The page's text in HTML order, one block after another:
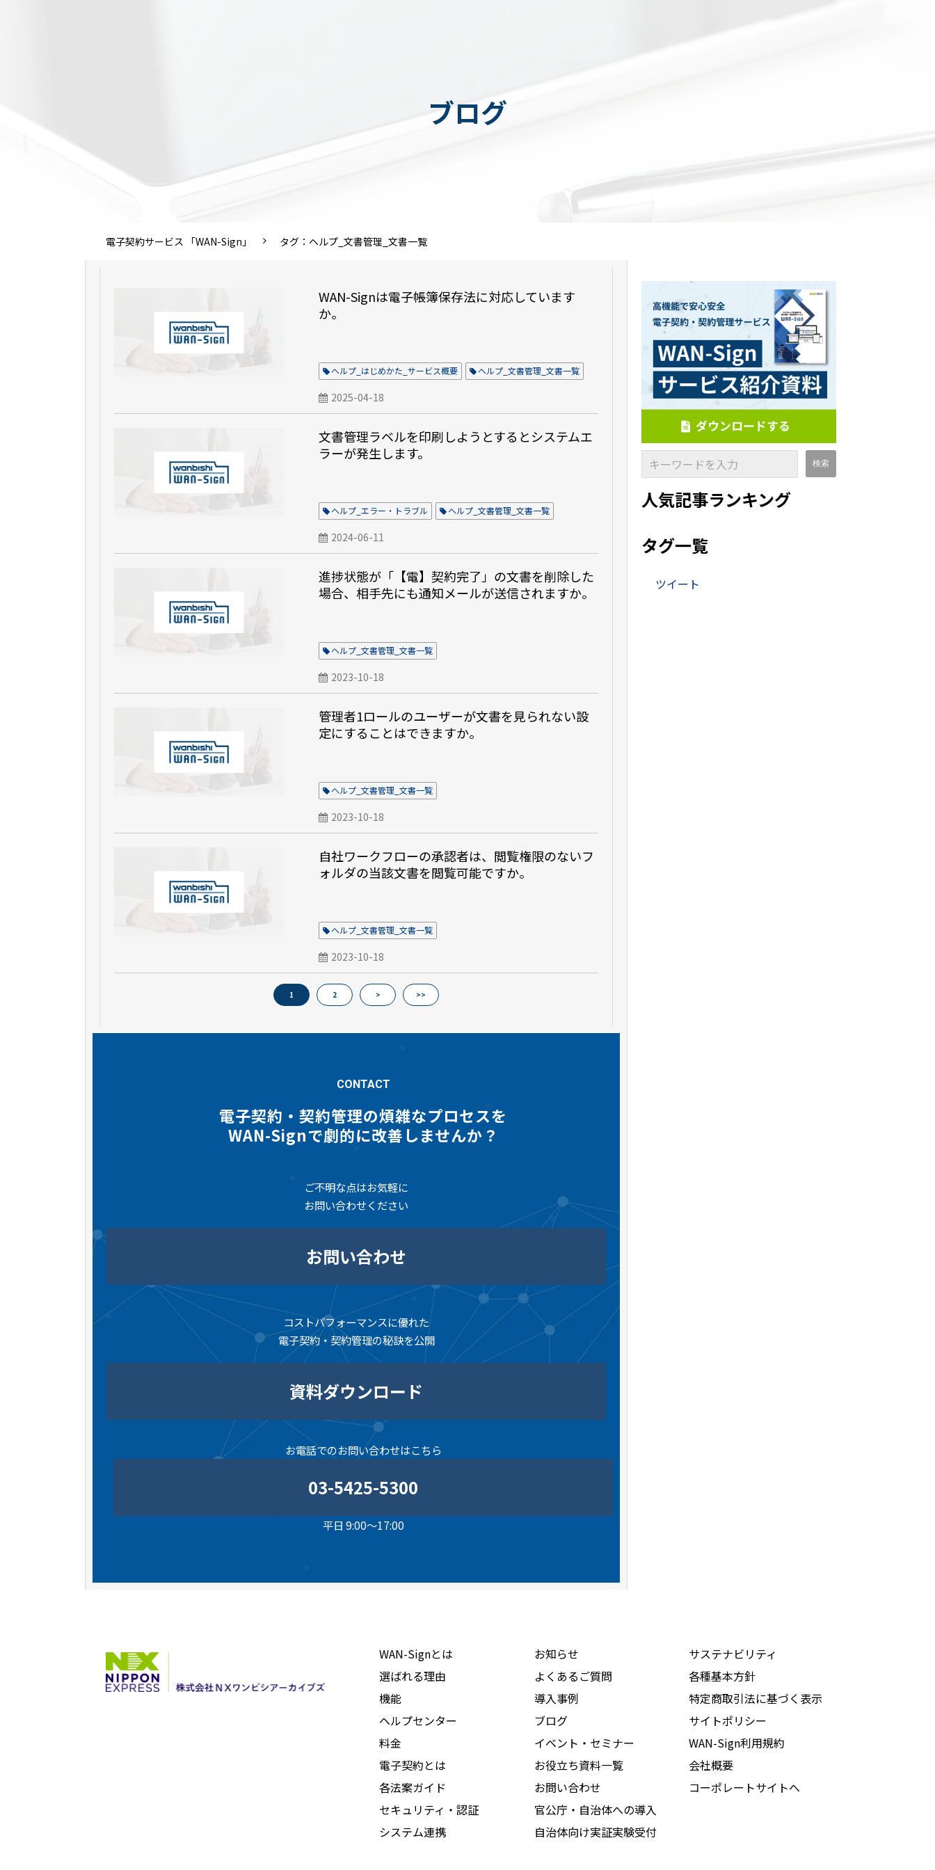
ブログ
電子契約サービス 「WAN-Sign」 タグ：ヘルプ_文書管理_文書一覧
WAN-Signは電子帳簿保存法に対応しています
か。
ヘルプ_はじめかた_サービス概要 ヘルプ_文書管理_文書一覧
2025-04-18
文書管理ラベルを印刷しようとするとシステムエ
ラーが発生します。
ヘルプ_エラー・トラブル ヘルプ_文書管理_文書一覧
2024-06-11
進捗状態が「【電】契約完了」の文書を削除した
場合、相手先にも通知メールが送信されますか。
ヘルプ_文書管理_文書一覧
2023-10-18
管理者1ロールのユーザーが文書を見られない設
定にすることはできますか。
ヘルプ_文書管理_文書一覧
2023-10-18
自社ワークフローの承認者は、閲覧権限のないフ
ォルダの当該文書を閲覧可能ですか。
ヘルプ_文書管理_文書一覧
2023-10-18
1 2 > >>
CONTACT
電子契約・契約管理の煩雑なプロセスを
WAN-Signで劇的に改善しませんか？
ご不明な点はお気軽に
お問い合わせください
お問い合わせ
コストパフォーマンスに優れた
電子契約・契約管理の秘訣を公開
資料ダウンロード
お電話でのお問い合わせはこちら
03-5425-5300
平日 9:00～17:00
人気記事ランキング
タグ一覧
ツイート
WAN-Signとは
選ばれる理由
機能
ヘルプセンター
料金
電子契約とは
各法案ガイド
セキュリティ・認証
システム連携
お知らせ
よくあるご質問
導入事例
ブログ
イベント・セミナー
お役立ち資料一覧
お問い合わせ
官公庁・自治体への導入
自治体向け実証実験受付
サステナビリティ
各種基本方針
特定商取引法に基づく表示
サイトポリシー
WAN-Sign利用規約
会社概要
コーポレートサイトへ